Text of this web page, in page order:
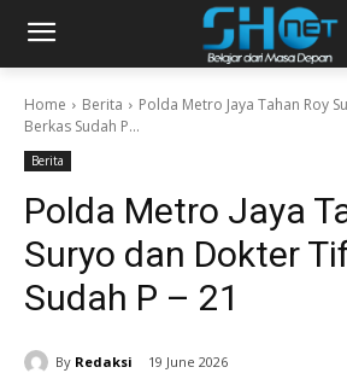
Home Berita
Polda Metro Jaya Tahan Roy
Berkas Sudah P...
Berita
Polda Metro Jaya
Suryo dan Dokter
Sudah P – 21
By Redaksi 19 June 2026